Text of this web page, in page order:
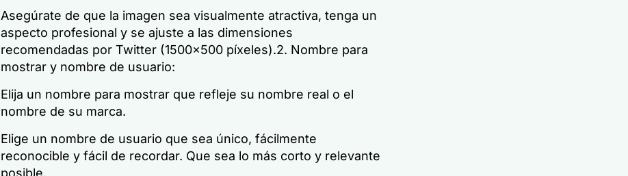
Asegúrate de que la imagen sea visualmente atractiva, tenga un
aspecto profesional y se ajuste a las dimensiones
recomendadas por Twitter (1500×500 píxeles).2. Nombre para
mostrar y nombre de usuario:
Elija un nombre para mostrar que refleje su nombre real o el
nombre de su marca.
Elige un nombre de usuario que sea único, fácilmente
reconocible y fácil de recordar. Que sea lo más corto y relevante
posible.